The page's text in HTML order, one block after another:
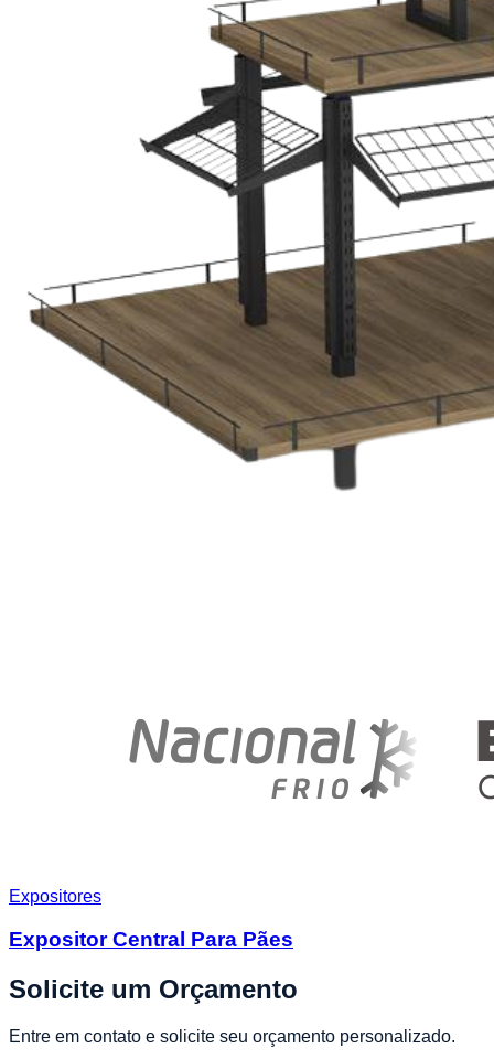
Expositores
Expositor Central Para Pães
Solicite um Orçamento
Entre em contato e solicite seu orçamento personalizado.